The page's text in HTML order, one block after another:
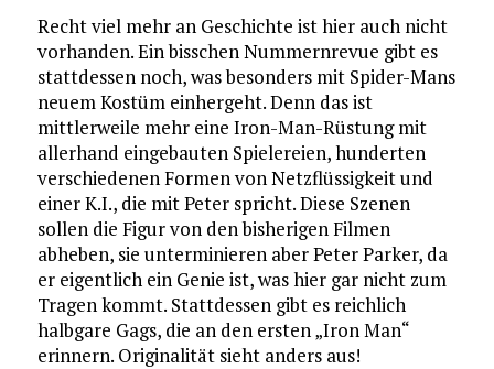
Recht viel mehr an Geschichte ist hier auch nicht
vorhanden. Ein bisschen Nummernrevue gibt es
stattdessen noch, was besonders mit Spider-Mans
neuem Kostüm einhergeht. Denn das ist
mittlerweile mehr eine Iron-Man-Rüstung mit
allerhand eingebauten Spielereien, hunderten
verschiedenen Formen von Netzflüssigkeit und
einer K.I., die mit Peter spricht. Diese Szenen
sollen die Figur von den bisherigen Filmen
abheben, sie unterminieren aber Peter Parker, da
er eigentlich ein Genie ist, was hier gar nicht zum
Tragen kommt. Stattdessen gibt es reichlich
halbgare Gags, die an den ersten „Iron Man“
erinnern. Originalität sieht anders aus!